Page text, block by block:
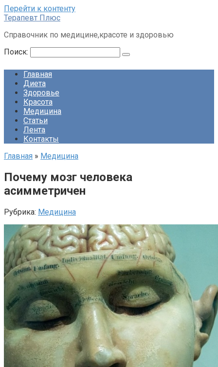
Перейти к контенту
Терапевт Плюс
Справочник по медицине,красоте и здоровью
Поиск:
Главная
Диета
Здоровье
Красота
Медицина
Статьи
Лента
Контакты
Главная » Медицина
Почему мозг человека
асимметричен
Рубрика: Медицина